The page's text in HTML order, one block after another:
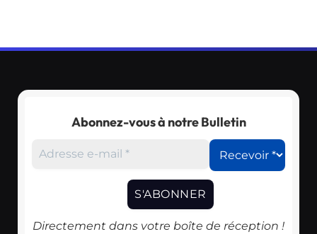
Abonnez-vous à notre Bulletin
Directement dans votre boîte de réception !